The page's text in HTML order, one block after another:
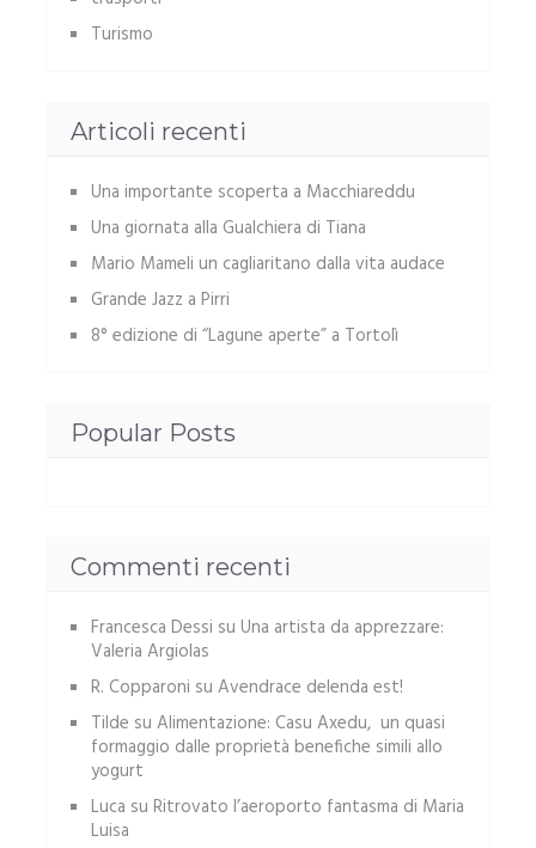
Turismo
Articoli recenti
Una importante scoperta a Macchiareddu
Una giornata alla Gualchiera di Tiana
Mario Mameli un cagliaritano dalla vita audace
Grande Jazz a Pirri
8° edizione di “Lagune aperte” a Tortolì
Popular Posts
Commenti recenti
Francesca Dessi su Una artista da apprezzare:
Valeria Argiolas
R. Copparoni su Avendrace delenda est!
Tilde su Alimentazione: Casu Axedu, un quasi
formaggio dalle proprietà benefiche simili allo
yogurt
Luca su Ritrovato l’aeroporto fantasma di Maria
Luisa